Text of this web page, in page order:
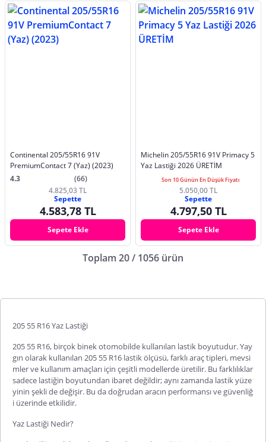
Continental 205/55R16 91V
PremiumContact 7 (Yaz) (2023)
4.3
(66)
4.825,03 TL
Sepette
4.583,78 TL
Sepete Ekle
Michelin 205/55R16 91V Primacy 5
Yaz Lastiği 2026 ÜRETİM
Son 10 Günün En Düşük Fiyatı
5.050,00 TL
Sepette
4.797,50 TL
Sepete Ekle
Toplam 20 / 1056 ürün
205 55 R16 Yaz Lastiği
205 55 R16, birçok binek otomobilde kullanılan lastik boyutudur. Yay
gın olarak kullanılan 205 55 R16 lastik ölçüsü, farklı araç tipleri, mevsi
mler ve kullanım amaçları için çeşitli modellerde üretilir. Bu farklılıklar
sadece lastiğin boyutundan ibaret değildir; aynı zamanda lastik yüze
yinin şekli de değişir. Bu da doğrudan aracın performansı ve güvenliğ
i üzerinde etkilidir.
Yaz Lastiği Nedir?